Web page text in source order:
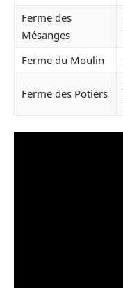
Ferme des
Mésanges
Ferme du Moulin
Ferme des Potiers